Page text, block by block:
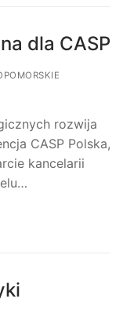
dla CASP
rozwija
CASP Polska,
kancelarii